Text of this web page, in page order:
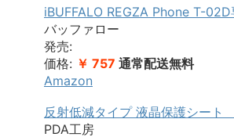
iBUFFALO REGZA Phone T-
バッファロー
発売:
価格: ￥ 757 通常配送無料
Amazon
反射低減タイプ 液晶保護シー
PDA工房